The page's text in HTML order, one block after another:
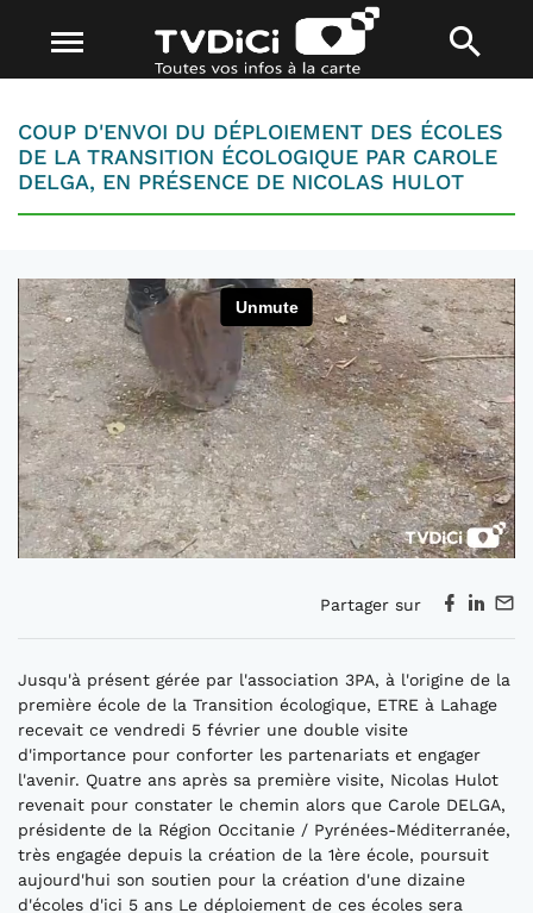
COUP D'ENVOI DU DÉPLOIEMENT DES ÉCOLES
DE LA TRANSITION ÉCOLOGIQUE PAR CAROLE
DELGA, EN PRÉSENCE DE NICOLAS HULOT
Partager sur
Jusqu'à présent gérée par l'association 3PA, à l'origine de la
première école de la Transition écologique, ETRE à Lahage
recevait ce vendredi 5 février une double visite
d'importance pour conforter les partenariats et engager
l'avenir. Quatre ans après sa première visite, Nicolas Hulot
revenait pour constater le chemin alors que Carole DELGA,
présidente de la Région Occitanie / Pyrénées-Méditerranée,
très engagée depuis la création de la 1ère école, poursuit
aujourd'hui son soutien pour la création d'une dizaine
d'écoles d'ici 5 ans Le déploiement de ces écoles sera